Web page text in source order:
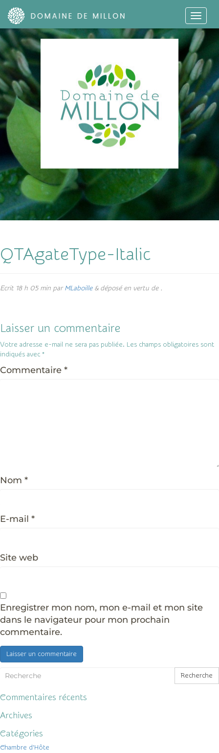
QTAgateType-Italic
Ecrit 18 h 05 min parMLaboille &déposé en vertu de .
Laisser un commentaire
Votre adresse e-mail ne sera pas publiée. Les champs obligatoires sont
indiqués avec *
Commentaire *
Nom *
E-mail *
Site web
Enregistrer mon nom, mon e-mail et mon site
dans le navigateur pour mon prochain
commentaire.
Recherche
Commentaires récents
Archives
Catégories
Chambre d'Hôte